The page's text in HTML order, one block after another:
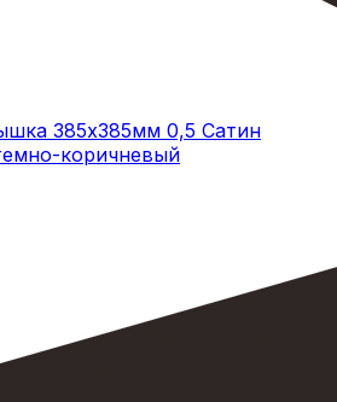
385х385мм 0,5 Сатин
коричневый